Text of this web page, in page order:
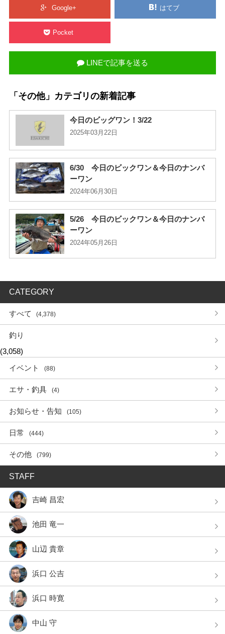
Google+ はてブ
Pocket
LINEで記事を送る
「その他」カテゴリの新着記事
今日のビッグワン！3/22
2025年03月22日
6/30 今日のビックワン＆今日のナンバ
ーワン
2024年06月30日
5/26 今日のビックワン＆今日のナンバ
ーワン
2024年05月26日
CATEGORY
すべて (4,378)
釣り
(3,058)
イベント
(88)
エサ・釣具 (4)
お知らせ・告知 (105)
日常 (444)
その他 (799)
STAFF
吉崎 昌宏
池田 竜一
山辺 貴章
浜口 公吉
浜口 時寛
中山 守